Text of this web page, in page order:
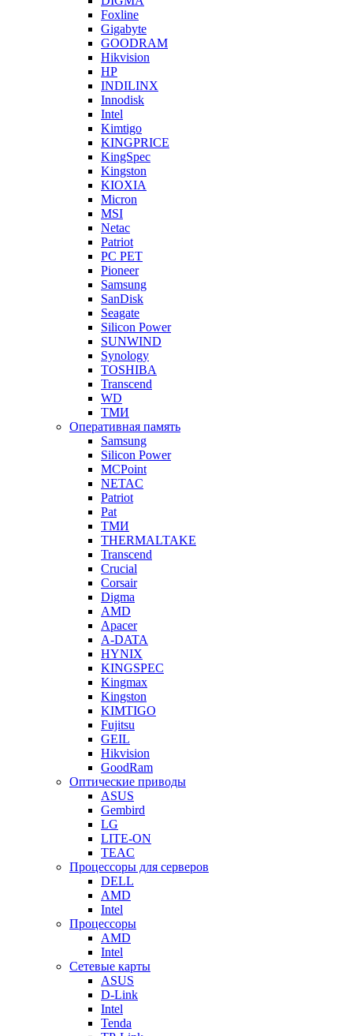
Foxline
Gigabyte
GOODRAM
Hikvision
HP
INDILINX
Innodisk
Intel
Kimtigo
KINGPRICE
KingSpec
Kingston
KIOXIA
Micron
MSI
Netac
Patriot
PC PET
Pioneer
Samsung
SanDisk
Seagate
Silicon Power
SUNWIND
Synology
TOSHIBA
Transcend
WD
ТМИ
Оперативная память
Samsung
Silicon Power
MCPoint
NETAC
Patriot
Pat
ТМИ
THERMALTAKE
Transcend
Crucial
Corsair
Digma
AMD
Apacer
A-DATA
HYNIX
KINGSPEC
Kingmax
Kingston
KIMTIGO
Fujitsu
GEIL
Hikvision
GoodRam
Оптические приводы
ASUS
Gembird
LG
LITE-ON
TEAC
Процессоры для серверов
DELL
AMD
Intel
Процессоры
AMD
Intel
Сетевые карты
ASUS
D-Link
Intel
Tenda